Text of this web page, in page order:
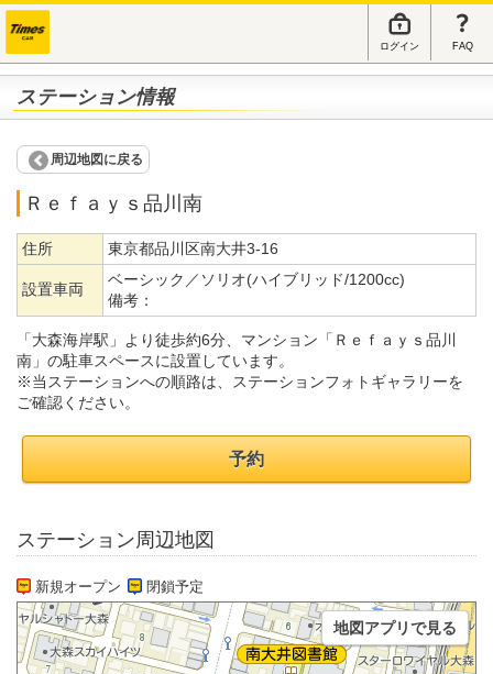
ログイン FAQ
ステーション情報
周辺地図に戻る
Ｒｅｆａｙｓ品川南
住所 東京都品川区南大井3-16
設置車両
ベーシック／ソリオ(ハイブリッド/1200cc)
備考：
「大森海岸駅」より徒歩約6分、マンション「Ｒｅｆａｙｓ品川
南」の駐車スペースに設置しています。
※当ステーションへの順路は、ステーションフォトギャラリーを
ご確認ください。
予約
ステーション周辺地図
新規オープン 閉鎖予定
地図アプリで見る